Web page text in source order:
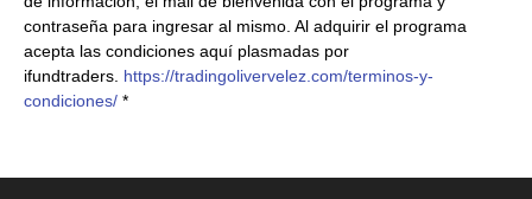
contraseña para ingresar al mismo. Al adquirir el programa
acepta las condiciones aquí plasmadas por
ifundtraders. https://tradingolivervelez.com/terminos-y-
condiciones/ *